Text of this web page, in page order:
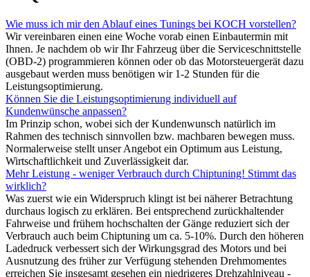
Wie muss ich mir den Ablauf eines Tunings bei KOCH vorstellen?
Wir vereinbaren einen eine Woche vorab einen Einbautermin mit
Ihnen. Je nachdem ob wir Ihr Fahrzeug über die Serviceschnittstelle
(OBD-2) programmieren können oder ob das Motorsteuergerät dazu
ausgebaut werden muss benötigen wir 1-2 Stunden für die
Leistungsoptimierung.
Können Sie die Leistungsoptimierung individuell auf
Kundenwünsche anpassen?
Im Prinzip schon, wobei sich der Kundenwunsch natürlich im
Rahmen des technisch sinnvollen bzw. machbaren bewegen muss.
Normalerweise stellt unser Angebot ein Optimum aus Leistung,
Wirtschaftlichkeit und Zuverlässigkeit dar.
Mehr Leistung - weniger Verbrauch durch Chiptuning! Stimmt das
wirklich?
Was zuerst wie ein Widerspruch klingt ist bei näherer Betrachtung
durchaus logisch zu erklären. Bei entsprechend zurückhaltender
Fahrweise und frühem hochschalten der Gänge reduziert sich der
Verbrauch auch beim Chiptuning um ca. 5-10%. Durch den höheren
Ladedruck verbessert sich der Wirkungsgrad des Motors und bei
Ausnutzung des früher zur Verfügung stehenden Drehmomentes
erreichen Sie insgesamt gesehen ein niedrigeres Drehzahlniveau -